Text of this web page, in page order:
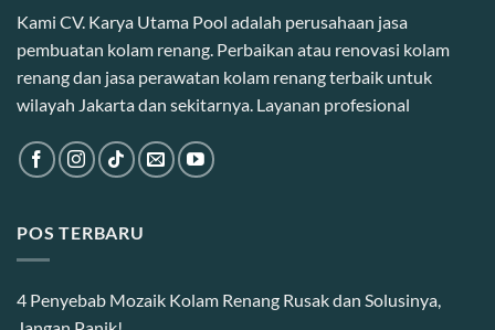
Kami CV. Karya Utama Pool adalah perusahaan jasa
pembuatan kolam renang. Perbaikan atau renovasi kolam
renang dan jasa perawatan kolam renang terbaik untuk
wilayah Jakarta dan sekitarnya. Layanan profesional
POS TERBARU
4 Penyebab Mozaik Kolam Renang Rusak dan Solusinya,